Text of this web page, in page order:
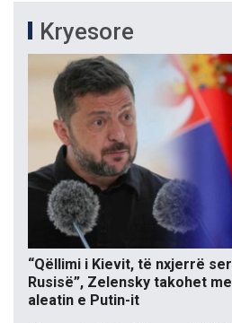
Kryesore
“Qëllimi i Kievit, të nxjerrë
Rusisë”, Zelensky takohet
aleatin e Putin-it